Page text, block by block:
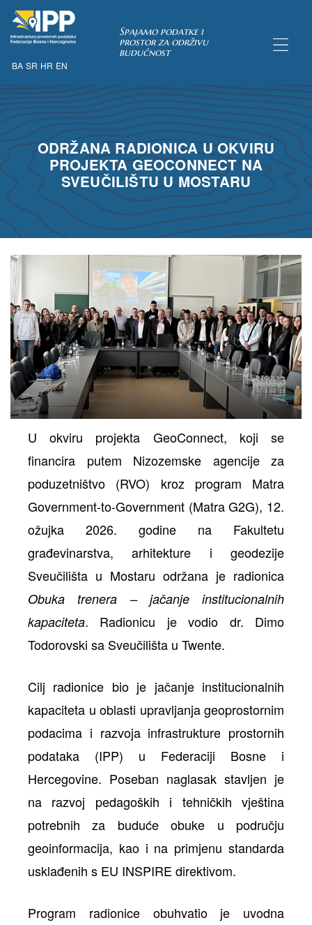
BA SR HR EN
Spajamo podatke i
prostor za održivu
budućnost
ODRŽANA RADIONICA U OKVIRU
PROJEKTA GEOCONNECT NA
SVEUČILIŠTU U MOSTARU
U okviru projekta GeoConnect, koji se
financira putem Nizozemske agencije za
poduzetništvo (RVO) kroz program Matra
Government-to-Government (Matra G2G), 12.
ožujka 2026. godine na Fakultetu
građevinarstva, arhitekture i geodezije
Sveučilišta u Mostaru održana je radionica
Obuka trenera – jačanje institucionalnih
kapaciteta. Radionicu je vodio dr. Dimo
Todorovski sa Sveučilišta u Twente.
Cilj radionice bio je jačanje institucionalnih
kapaciteta u oblasti upravljanja geoprostornim
podacima i razvoja infrastrukture prostornih
podataka (IPP) u Federaciji Bosne i
Hercegovine. Poseban naglasak stavljen je
na razvoj pedagoških i tehničkih vještina
potrebnih za buduće obuke u području
geoinformacija, kao i na primjenu standarda
usklađenih s EU INSPIRE direktivom.
Program radionice obuhvatio je uvodna
uvjeta